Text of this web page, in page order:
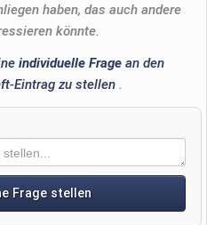
haben, das auch andere
könnte.
individuelle Fragean den
Eintrag zu stellen .
Frage stellen